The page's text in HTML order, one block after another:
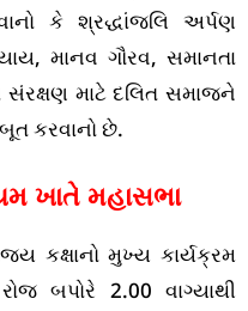
કે શ્રદ્ધાંજલિ અર્પણ
માનવ ગૌરવ, સમાનતા
માટે દલિત સમાજને
કરવાનો છે.
ખાતે મહાસભા
કક્ષાનો મુખ્ય કાર્યક્રમ
બપોરે 2.00 વાગ્યાથી